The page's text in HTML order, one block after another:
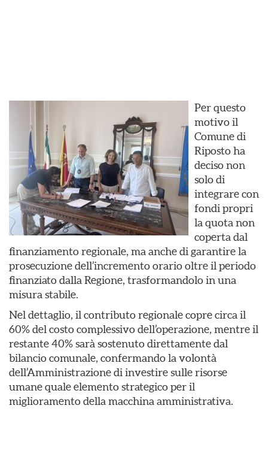
Per questo
motivo il
Comune di
Riposto ha
deciso non
solo di
integrare con
fondi propri
la quota non
coperta dal
finanziamento regionale, ma anche di garantire la
prosecuzione dell’incremento orario oltre il periodo
finanziato dalla Regione, trasformandolo in una
misura stabile.
Nel dettaglio, il contributo regionale copre circa il
60% del costo complessivo dell’operazione, mentre il
restante 40% sarà sostenuto direttamente dal
bilancio comunale, confermando la volontà
dell’Amministrazione di investire sulle risorse
umane quale elemento strategico per il
miglioramento della macchina amministrativa.